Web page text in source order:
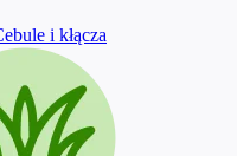
i kłącza